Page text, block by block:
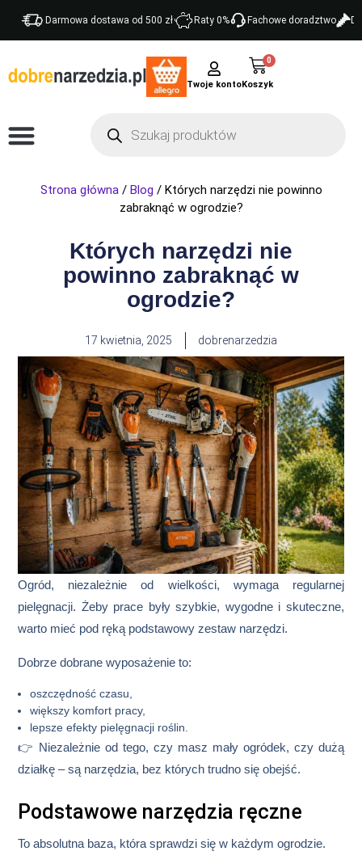
Darmowa dostawa od 500 zł Raty 0% Fachowe doradztwo
Twoje konto
0
Strona główna/ Blog / Których narzędzi nie powinno
zabraknąć w ogrodzie?
Których narzędzi nie
powinno zabraknąć w
ogrodzie?
17 kwietnia, 2025 dobrenarzedzia
Ogród, niezależnie od wielkości, wymaga regularnej
pielęgnacji. Żeby prace były szybkie, wygodne i skuteczne,
warto mieć pod ręką podstawowy zestaw narzędzi.
Dobrze dobrane wyposażenie to:
oszczędność czasu,
większy komfort pracy,
lepsze efekty pielęgnacji roślin.
👉 Niezależnie od tego, czy masz mały ogródek, czy dużą
działkę – są narzędzia, bez których trudno się obejść.
Podstawowe narzędzia ręczne
To absolutna baza, która sprawdzi się w każdym ogrodzie.